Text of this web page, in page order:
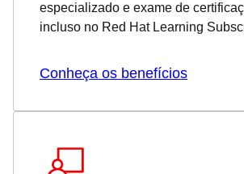
especializado e exame de
incluso no Red Hat Learning
Conheça os benefícios